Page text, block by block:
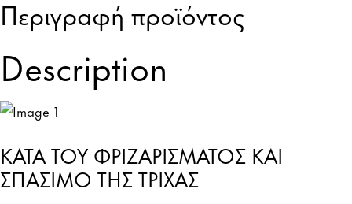
Περιγραφή προϊόντος
Description
ΚΑΤΑ ΤΟΥ ΦΡΙΖΑΡΙΣΜΑΤΟΣ ΚΑΙ
ΣΠΑΣΙΜΟ ΤΗΣ ΤΡΙΧΑΣ